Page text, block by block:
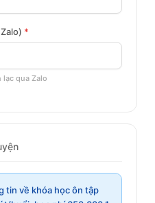
*
lạc qua Zalo
tin về khóa học ôn tập